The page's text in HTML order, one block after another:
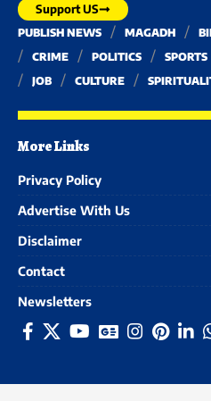
Support US
PUBLISH NEWS MAGADH
CRIME
POLITICS SPORTS
JOB
CULTURE
More Links
Privacy Policy
Advertise With Us
Disclaimer
Contact
Newsletters